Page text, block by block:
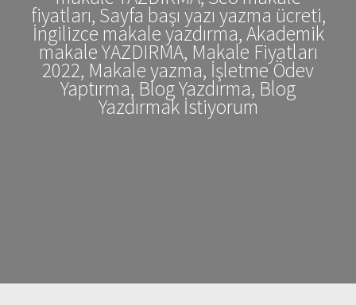
fiyatları, Sayfa başı yazı yazma ücreti,
İngilizce makale yazdırma, Akademik
makale YAZDIRMA, Makale Fiyatları
2022, Makale yazma, İşletme Ödev
Yaptırma, Blog Yazdırma, Blog
Yazdırmak İstiyorum